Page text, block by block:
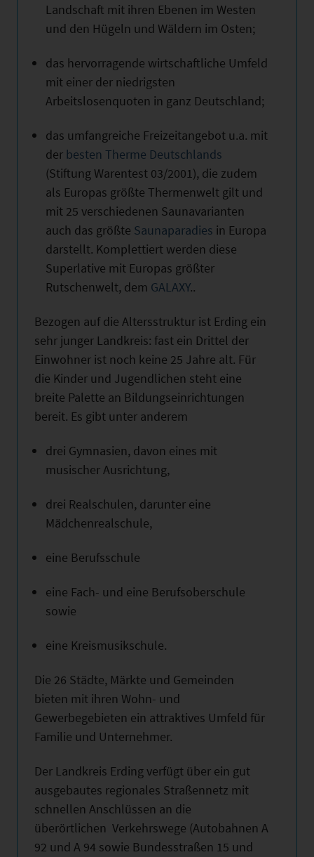
Landschaft mit ihren Ebenen im Westen
und den Hügeln und Wäldern im Osten;
das hervorragende wirtschaftliche Umfeld
mit einer der niedrigsten
Arbeitslosenquoten in ganz Deutschland;
das umfangreiche Freizeitangebot u.a. mit
der besten Therme Deutschlands
(Stiftung Warentest 03/2001), die zudem
als Europas größte Thermenwelt gilt und
mit 25 verschiedenen Saunavarianten
auch das größte Saunaparadies in Europa
darstellt. Komplettiert werden diese
Superlative mit Europas größter
Rutschenwelt, dem GALAXY..
Bezogen auf die Altersstruktur ist Erding ein
sehr junger Landkreis: fast ein Drittel der
Einwohner ist noch keine 25 Jahre alt. Für
die Kinder und Jugendlichen steht eine
breite Palette an Bildungseinrichtungen
bereit. Es gibt unter anderem
drei Gymnasien, davon eines mit
musischer Ausrichtung,
drei Realschulen, darunter eine
Mädchenrealschule,
eine Berufsschule
eine Fach- und eine Berufsoberschule
sowie
eine Kreismusikschule.
Die 26 Städte, Märkte und Gemeinden
bieten mit ihren Wohn- und
Gewerbegebieten ein attraktives Umfeld für
Familie und Unternehmer.
Der Landkreis Erding verfügt über ein gut
ausgebautes regionales Straßennetz mit
schnellen Anschlüssen an die
überörtlichen Verkehrswege (Autobahnen A
92 und A 94 sowie Bundesstraßen 15 und